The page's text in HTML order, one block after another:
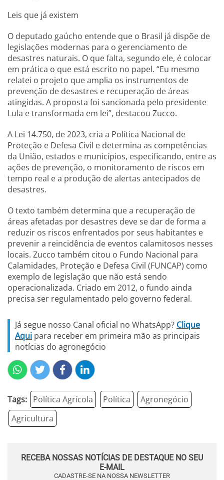
Leis que já existem
O deputado gaúcho entende que o Brasil já dispõe de
legislações modernas para o gerenciamento de
desastres naturais. O que falta, segundo ele, é colocar
em prática o que está escrito no papel. “Eu mesmo
relatei o projeto que amplia os instrumentos de
prevenção de desastres e recuperação de áreas
atingidas. A proposta foi sancionada pelo presidente
Lula e transformada em lei”, destacou Zucco.
A Lei 14.750, de 2023, cria a Política Nacional de
Proteção e Defesa Civil e determina as competências
da União, estados e municípios, especificando, entre as
ações de prevenção, o monitoramento de riscos em
tempo real e a produção de alertas antecipados de
desastres.
O texto também determina que a recuperação de
áreas afetadas por desastres deve se dar de forma a
reduzir os riscos enfrentados por seus habitantes e
prevenir a reincidência de eventos calamitosos nesses
locais. Zucco também citou o Fundo Nacional para
Calamidades, Proteção e Defesa Civil (FUNCAP) como
exemplo de legislação que não está sendo
operacionalizada. Criado em 2012, o fundo ainda
precisa ser regulamentado pelo governo federal.
Já segue nosso Canal oficial no WhatsApp? Clique
Aqui para receber em primeira mão as principais
notícias do agronegócio
Tags: Política Agrícola Política
Agronegócio
Agricultura
RECEBA NOSSAS NOTÍCIAS DE DESTAQUE NO SEU
E-MAIL
CADASTRE-SE NA NOSSA NEWSLETTER